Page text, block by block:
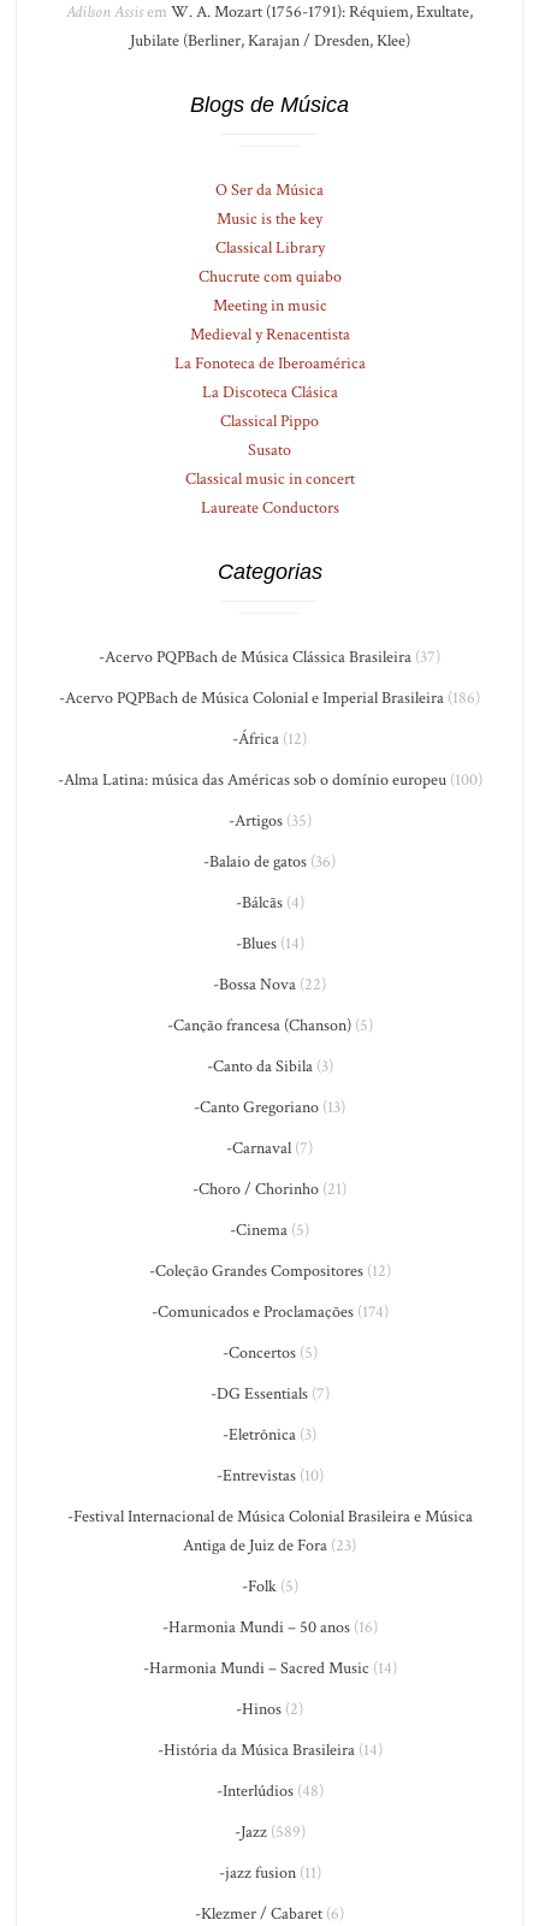
Adilson Assisem W. A. Mozart (1756-1791): Réquiem, Exultate,
Jubilate (Berliner, Karajan / Dresden, Klee)
Blogs de Música
O Ser da Música
Music is the key
Classical Library
Chucrute com quiabo
Meeting in music
Medieval y Renacentista
La Fonoteca de Iberoamérica
La Discoteca Clásica
Classical Pippo
Susato
Classical music in concert
Laureate Conductors
Categorias
-Acervo PQPBach de Música Clássica Brasileira (37)
-Acervo PQPBach de Música Colonial e Imperial Brasileira (186)
-África (12)
-Alma Latina: música das Américas sob o domínio europeu(100)
-Artigos(35)
-Balaio de gatos (36)
-Bálcãs(4)
-Blues(14)
-Bossa Nova (22)
-Canção francesa (Chanson)(5)
-Canto da Sibila(3)
-Canto Gregoriano (13)
-Carnaval (7)
-Choro / Chorinho (21)
-Cinema (5)
-Coleção Grandes Compositores(12)
-Comunicados e Proclamações(174)
-Concertos(5)
-DG Essentials(7)
-Eletrônica (3)
-Entrevistas(10)
-Festival Internacional de Música Colonial Brasileira e Música
Antiga de Juiz de Fora (23)
-Folk(5)
-Harmonia Mundi – 50 anos(16)
-Harmonia Mundi – Sacred Music (14)
-Hinos (2)
-História da Música Brasileira(14)
-Interlúdios(48)
-Jazz(589)
-jazz fusion(11)
-Klezmer / Cabaret (6)